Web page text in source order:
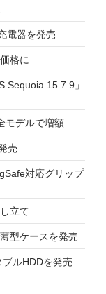
電器を発売
格に
Sequoia 15.7.9」
モデルで増額
売
対応グリップ
立て
型ケースを発売
ルHDDを発売